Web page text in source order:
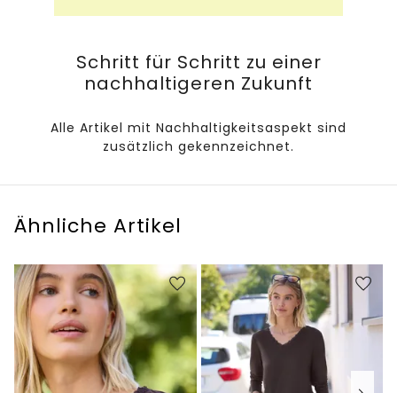
Schritt für Schritt zu einer
nachhaltigeren Zukunft
Alle Artikel mit Nachhaltigkeitsaspekt sind
zusätzlich gekennzeichnet.
Ähnliche Artikel